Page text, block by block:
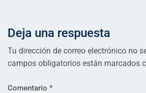
Deja una respuesta
Tu dirección de correo electrónico no
campos obligatorios están marcados
Comentario *